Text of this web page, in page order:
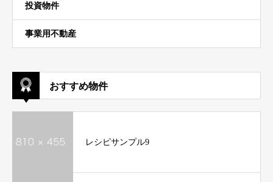
投資物件
事業用不動産
おすすめ物件
レシピサンプル9